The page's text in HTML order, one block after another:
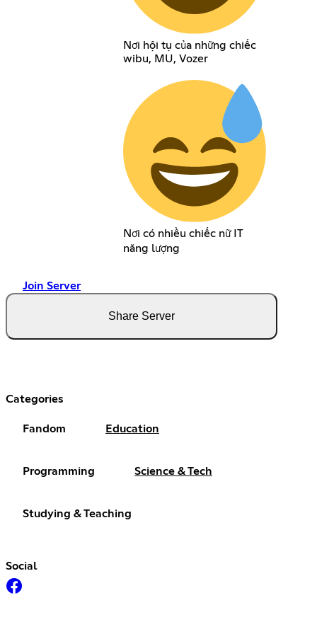
Nơi hội tụ của những chiếc
wibu, MU, Vozer
Nơi có nhiều chiếc nữ IT
năng lượng
Join Server
Share Server
Categories
Fandom Education
Programming Science & Tech
Studying & Teaching
Social